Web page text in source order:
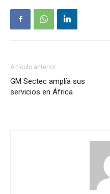
Artículo anterior
GM Sectec amplía sus
servicios en África